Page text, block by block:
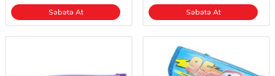
Səbətə At Səbətə At